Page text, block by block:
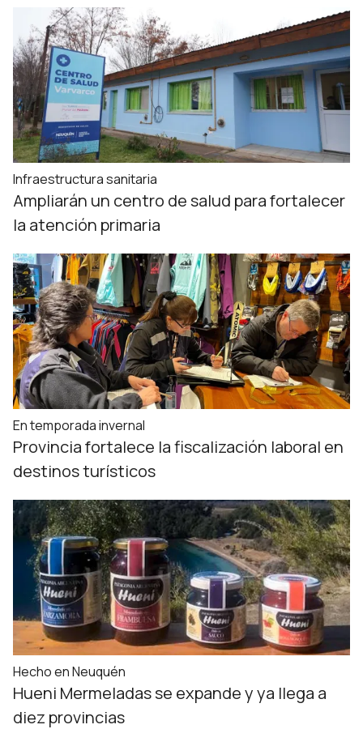
Infraestructura sanitaria
Ampliarán un centro de salud para fortalecer
la atención primaria
En temporada invernal
Provincia fortalece la fiscalización laboral en
destinos turísticos
Hecho en Neuquén
Hueni Mermeladas se expande y ya llega a
diez provincias